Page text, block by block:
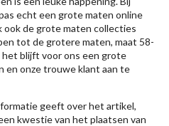
echt een grote maten online
ook de grote maten collecties
tot de grotere maten, maat 58-
het blijft voor ons een grote
en onze trouwe klant aan te
geeft over het artikel,
kwestie van het plaatsen van